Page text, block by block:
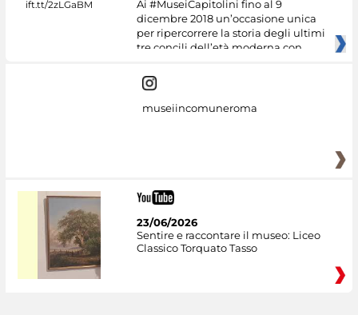
Ai #MuseiCapitolini fino al 9
dicembre 2018 un’occasione unica
per ripercorrere la storia degli ultimi
tre concili dell’età moderna con
museiincomuneroma
23/06/2026
Sentire e raccontare il museo: Liceo
Classico Torquato Tasso